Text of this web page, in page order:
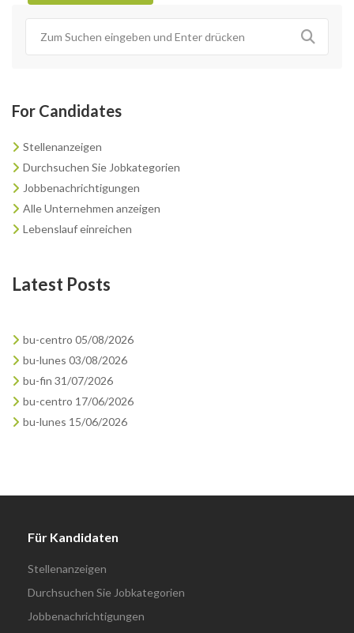
For Candidates
Stellenanzeigen
Durchsuchen Sie Jobkategorien
Jobbenachrichtigungen
Alle Unternehmen anzeigen
Lebenslauf einreichen
Latest Posts
bu-centro 05/08/2026
bu-lunes 03/08/2026
bu-fin 31/07/2026
bu-centro 17/06/2026
bu-lunes 15/06/2026
Für Kandidaten
Stellenanzeigen
Durchsuchen Sie Jobkategorien
Jobbenachrichtigungen